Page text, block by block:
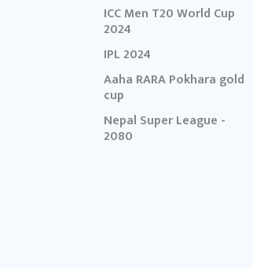
ICC Men T20 World Cup
2024
IPL 2024
Aaha RARA Pokhara gold
cup
Nepal Super League -
2080